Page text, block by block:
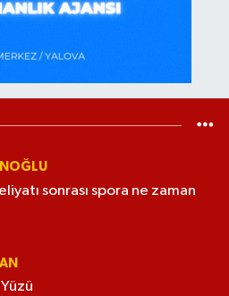
sonrası spora ne zaman